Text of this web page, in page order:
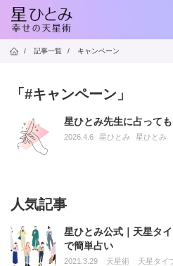
/ 記事一覧 / キャンペーン
「#キャンペーン」
星ひとみ先生に占って
2026.4.6 星ひとみ 星ひとみ
人気記事
星ひとみ公式｜天星タ
で簡単占い
2021.3.29 天星術 天星タイ